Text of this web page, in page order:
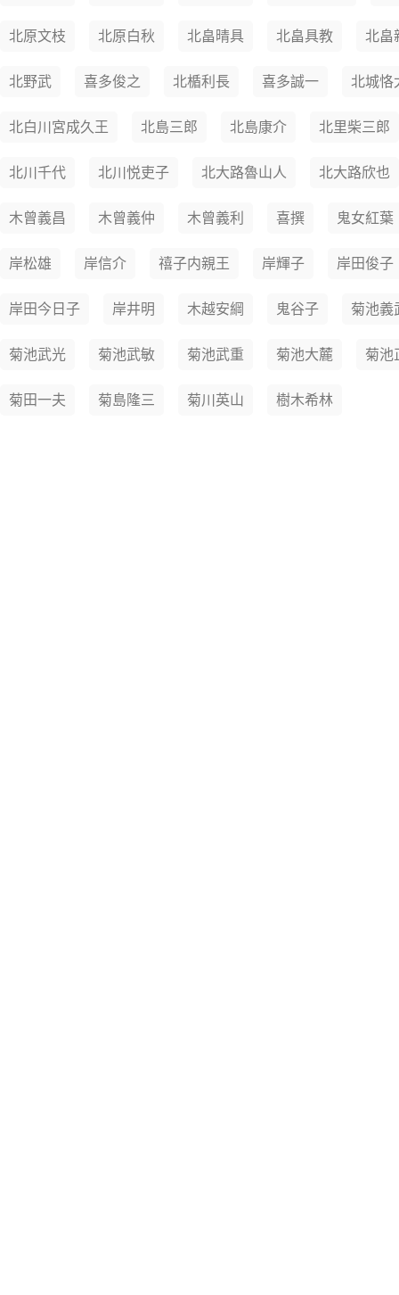
北原文枝 北原白秋 北畠晴具 北畠具教 北畠
北野武 喜多俊之 北楯利長 喜多誠一 北城恪
北白川宮成久王 北島三郎 北島康介 北里柴三郎
北川千代 北川悦吏子 北大路魯山人 北大路欣也
木曾義昌 木曾義仲 木曾義利 喜撰 鬼女紅葉
岸松雄 岸信介 禧子内親王 岸輝子 岸田俊子
岸田今日子 岸井明 木越安綱 鬼谷子 菊池義
菊池武光 菊池武敏 菊池武重 菊池大麓 菊池
菊田一夫 菊島隆三 菊川英山 樹木希林